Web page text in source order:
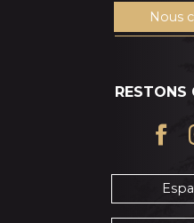
Nous
RESTONS